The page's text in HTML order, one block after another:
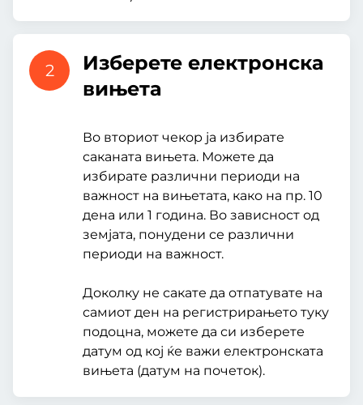
2
Изберете електронска
вињета
Во вториот чекор ја избирате
саканата вињета. Можете да
избирате различни периоди на
важност на вињетата, како на пр. 10
дена или 1 година. Во зависност од
земјата, понудени се различни
периоди на важност.
Доколку не сакате да отпатувате на
самиот ден на регистрирањето туку
подоцна, можете да си изберете
датум од кој ќе важи електронската
вињета (датум на почеток).